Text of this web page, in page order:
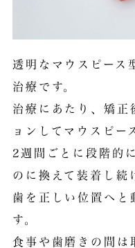
透明なマウスピース
治療です。
治療にあたり、矯正
ョンしてマウスピー
2週間ごとに段階的
のに換えて装着し続
歯を正しい位置へと
す。
食事や歯磨きの間は